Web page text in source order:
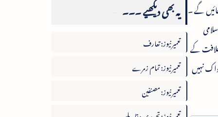
گے ۔
کے
نہیں
یہ بھی دیکھیے ۔۔۔
تعمیرنیوز: تعارف
تعمیرنیوز: تمام زمرے
تعمیرنیوز: مصنفین